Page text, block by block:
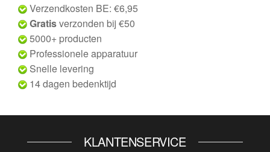
Verzendkosten BE: €6,95
Gratisverzonden bij €50
5000+ producten
Professionele apparatuur
Snelle levering
14 dagen bedenktijd
KLANTENSERVICE